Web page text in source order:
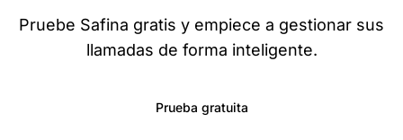
Pruebe Safina gratis y empiece a gestionar sus
llamadas de forma inteligente.
Prueba gratuita